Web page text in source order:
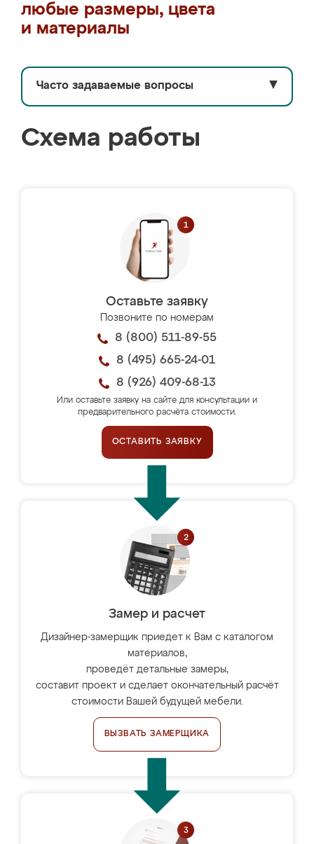
любые размеры, цвета
и материалы
Часто задаваемые вопросы ▼
Схема работы
Оставьте заявку
Позвоните по номерам
8 (800) 511-89-55
8 (495) 665-24-01
8 (926) 409-68-13
Или оставьте заявку на сайте для консультации и
предварительного расчёта стоимости.
ОСТАВИТЬ ЗАЯВКУ
Замер и расчет
Дизайнер-замерщик приедет к Вам с каталогом
материалов,
проведёт детальные замеры,
составит проект и сделает окончательный расчёт
стоимости Вашей будущей мебели.
ВЫЗВАТЬ ЗАМЕРЩИКА